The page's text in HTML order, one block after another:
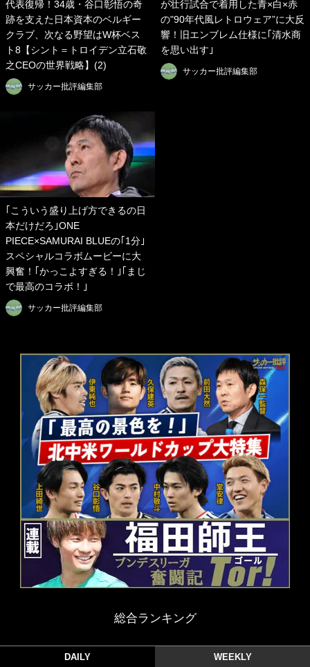
代表復帰！34歳・谷口彰悟の奇
跡を支えた日本資本のベルギー
クラブ、次なる野望はW杯ベス
ト8【シント＝トロイデン立石敬
之CEOの世界戦略】(2)
サッカー批評編集部
が壮行試合で着用した青×白×赤
の"90年代風レトロウェア”に大反
響！旧エンブレム仕様に｢清水商
を思い出す｣
サッカー批評編集部
｢こういう盛り上げ方できるの日
本だけだろ｣ONE
PIECE×SAMURAI BLUEの｢1分｣
スペシャルコラボムービーに大
興奮！｢かっこよすぎる！｣｢まじ
で最高のコラボ！｣
サッカー批評編集部
総合ランキング
DAILY WEEKLY